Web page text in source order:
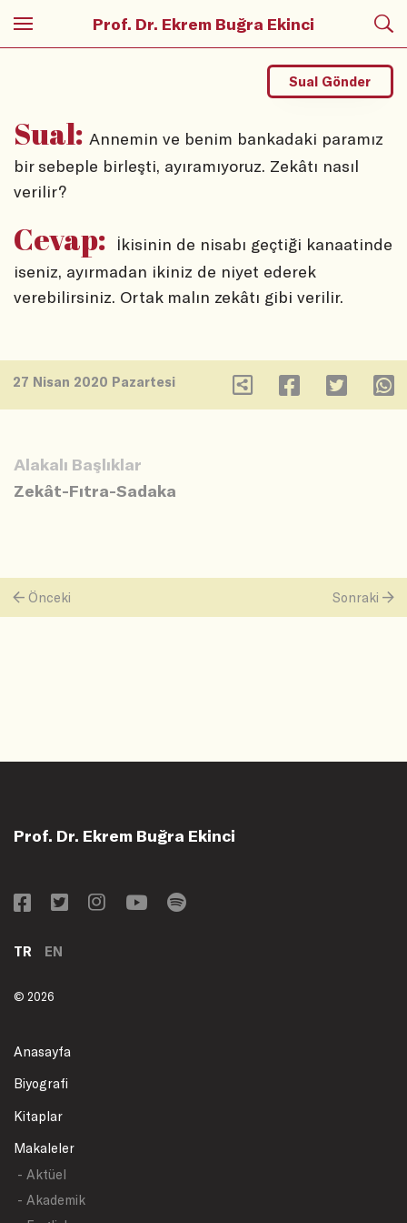
Prof. Dr. Ekrem Buğra Ekinci
Sual: Annemin ve benim bankadaki paramız
bir sebeple birleşti, ayıramıyoruz. Zekâtı nasıl
verilir?
Sual Gönder
Cevap:
İkisinin de nisabı geçtiği kanaatinde
iseniz, ayırmadan ikiniz de niyet ederek
verebilirsiniz. Ortak malın zekâtı gibi verilir.
27 Nisan 2020 Pazartesi
Alakalı Başlıklar
Zekât-Fıtra-Sadaka
Önceki Sonraki
Prof. Dr. Ekrem Buğra Ekinci
TR EN
© 2026
Anasayfa
Biyografi
Kitaplar
Makaleler
- Aktüel
- Akademik